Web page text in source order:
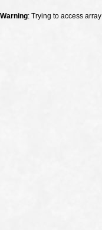
Warning: Trying to access